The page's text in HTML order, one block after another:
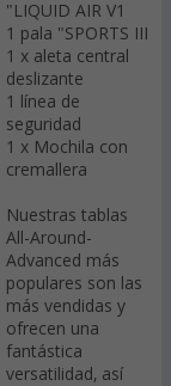
"LIQUID AIR V1
1 pala "SPORTS III
1 x aleta central
deslizante
1 línea de
seguridad
1 x Mochila con
cremallera
Nuestras tablas
All-Around-
Advanced más
populares son las
más vendidas y
ofrecen una
fantástica
versatilidad, así